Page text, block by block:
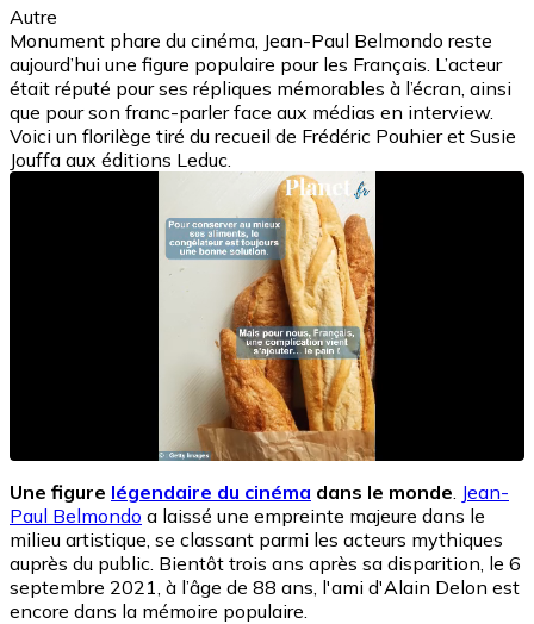
Autre
Monument phare du cinéma, Jean-Paul Belmondo reste
aujourd’hui une figure populaire pour les Français. L’acteur
était réputé pour ses répliques mémorables à l’écran, ainsi
que pour son franc-parler face aux médias en interview.
Voici un florilège tiré du recueil de Frédéric Pouhier et Susie
Jouffa aux éditions Leduc.
Une figure légendaire du cinéma dans le monde Jean-
Paul Belmondo a laissé une empreinte majeure dans le
milieu artistique, se classant parmi les acteurs mythiques
auprès du public. Bientôt trois ans après sa disparition, le 6
septembre 2021, à l’âge de 88 ans, l'ami d'Alain Delon est
encore dans la mémoire populaire.